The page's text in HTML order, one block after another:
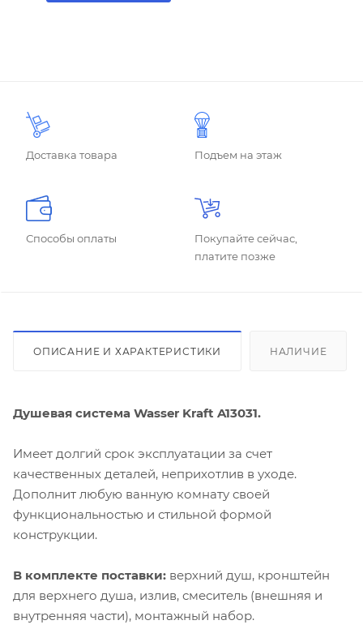
Доставка товара Подъем на этаж
Способы оплаты
Покупайте сейчас,
платите позже
ОПИСАНИЕ И ХАРАКТЕРИСТИКИ НАЛИЧИЕ
Душевая система Wasser Kraft A13031.
Имеет долгий срок эксплуатации за счет
качественных деталей, неприхотлив в уходе.
Дополнит любую ванную комнату своей
функциональностью и стильной формой
конструкции.
В комплекте поставки: верхний душ, кронштейн
для верхнего душа, излив, смеситель (внешняя и
внутренняя части), монтажный набор.